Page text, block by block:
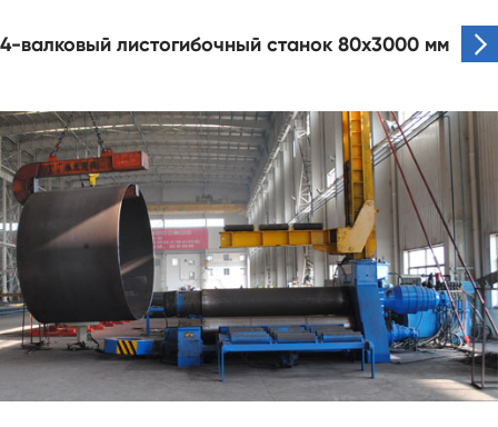
4-валковый листогибочный станок 80x3000 мм 